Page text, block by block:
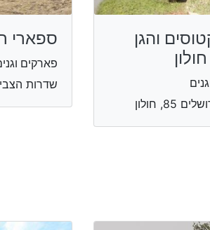
והגן
חולון
ספארי
פארקים
שדרות הצבי 1, רמת גן